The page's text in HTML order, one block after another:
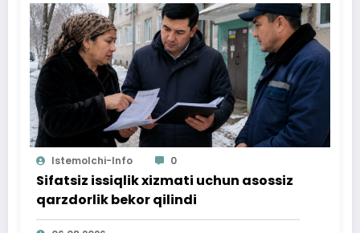
Istemolchi-Info 0
Sifatsiz issiqlik xizmati uchun asossiz
qarzdorlik bekor qilindi